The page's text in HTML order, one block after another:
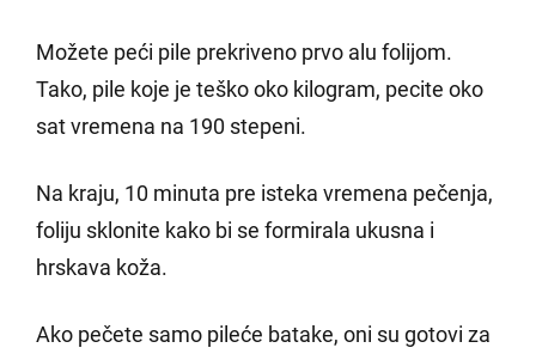
Možete peći pile prekriveno prvo alu folijom.
Tako, pile koje je teško oko kilogram, pecite oko
sat vremena na 190 stepeni.
Na kraju, 10 minuta pre isteka vremena pečenja,
foliju sklonite kako bi se formirala ukusna i
hrskava koža.
Ako pečete samo pileće batake, oni su gotovi za